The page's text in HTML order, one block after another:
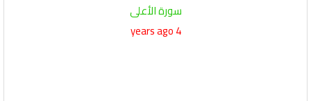
سورة الأعلى
4 years ago